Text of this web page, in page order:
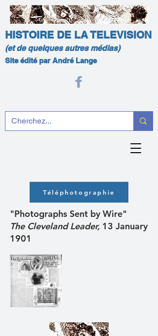
HISTOIRE DE LA TELEVISION
(et de quelques autres médias)
Site édité par André Lange
Téléphotographie
"Photographs Sent by Wire"
The Cleveland Leader, 13 January
1901